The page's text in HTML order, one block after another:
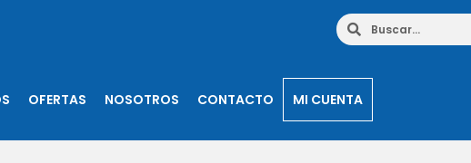
OFERTAS NOSOTROS CONTACTO MI CUENTA